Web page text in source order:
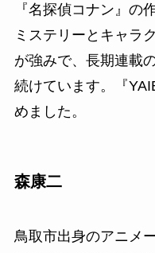
『名探偵コナン』の
ミステリーとキャラ
が強みで、長期連載
続けています。『
めました。
森康二
鳥取市出身のアニメ